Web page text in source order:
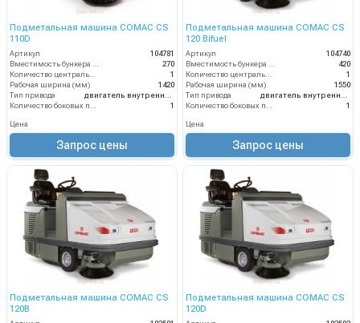
Подметальная машина COMAC CS
110D
Артикул
104781
Вместимость бункера (л)
270
Количество центральных мусоросборных валиков (шт)
1
Рабочая ширина (мм)
1420
Тип привода
двигатель внутреннего сгорания
Количество боковых подметальных щёток (шт)
1
Цена
Запрос цены
Подметальная машина COMAC CS
120 Bifuel
Артикул
104740
Вместимость бункера (л)
420
Количество центральных мусоросборных валиков (шт)
1
Рабочая ширина (мм)
1550
Тип привода
двигатель внутреннего сгорания
Количество боковых подметальных щёток (шт)
1
Цена
Запрос цены
Подметальная машина COMAC CS
120B
Подметальная машина COMAC CS
120D